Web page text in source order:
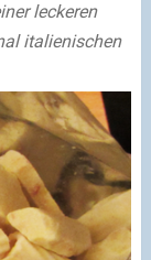
leckeren
italienischen